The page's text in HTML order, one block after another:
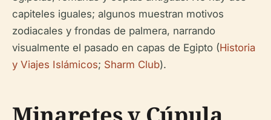
capiteles iguales; algunos muestran motivos
zodiacales y frondas de palmera, narrando
visualmente el pasado en capas de Egipto (Historia
y Viajes Islámicos; Sharm Club).